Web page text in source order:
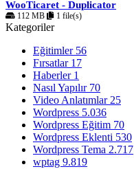
WooTicaret - Duplicator
112 MB 1 file(s)
Kategoriler
Eğitimler 56
Fırsatlar 17
Haberler 1
Nasıl Yapılır 70
Video Anlatımlar 25
Wordpress 5.036
Wordpress Eğitim 70
Wordpress Eklenti 530
Wordpress Tema 2.717
wptag 9.819